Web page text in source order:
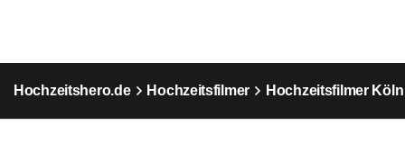
Hochzeitshero.de Hochzeitsfilmer Hochzeitsfilmer Köln